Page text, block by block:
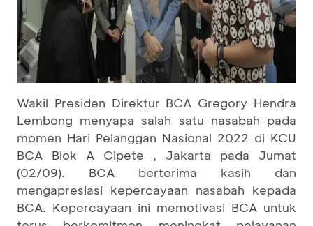
Wakil Presiden Direktur BCA Gregory Hendra
Lembong menyapa salah satu nasabah pada
momen Hari Pelanggan Nasional 2022 di KCU
BCA Blok A Cipete , Jakarta pada Jumat
(02/09). BCA berterima kasih dan
mengapresiasi kepercayaan nasabah kepada
BCA. Kepercayaan ini memotivasi BCA untuk